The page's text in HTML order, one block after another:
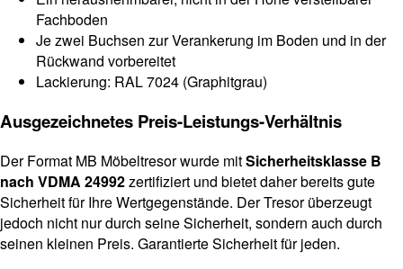
Fachboden
Je zwei Buchsen zur Verankerung im Boden und in der
Rückwand vorbereitet
Lackierung: RAL 7024 (Graphitgrau)
Ausgezeichnetes Preis-Leistungs-Verhältnis
Der Format MB Möbeltresor wurde mitSicherheitsklasse B
nach VDMA 24992zertifiziert und bietet daher bereits gute
Sicherheit für Ihre Wertgegenstände. Der Tresor überzeugt
jedoch nicht nur durch seine Sicherheit, sondern auch durch
seinen kleinen Preis. Garantierte Sicherheit für jeden.